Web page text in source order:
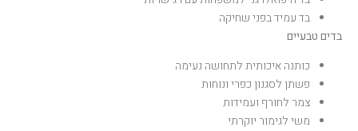
בד עמיד בפני שחיקה
בדים טבעיים
כותנה איכותית לתחושה נעימה
פשתן לסגנון כפרי ונוחות
צמר לחורף ועמידות
משי לגימור יוקרתי